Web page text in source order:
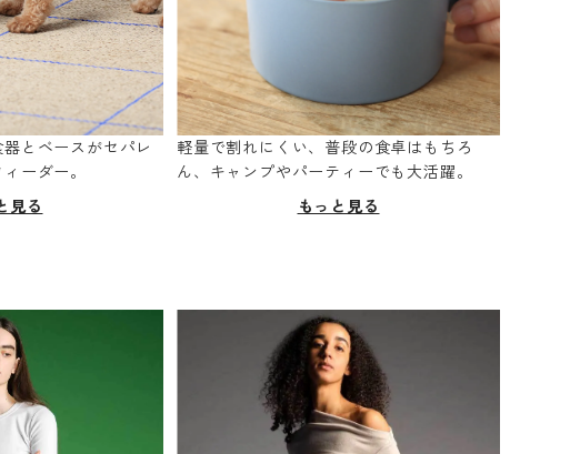
とベースがセパレ
ーダー。
見る
軽量で割れにくい、普段の食卓はもちろ
ん、キャンプやパーティーでも大活躍。
もっと見る